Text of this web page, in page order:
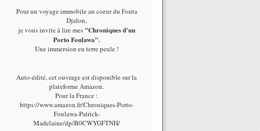
Pour un voyage immobile au coeur du Fouta
Djalon,
je vous invite à lire mes "Chroniques d'un
Porto Foulawa".
Une immersion en terre peule !
Auto-édité, cet ouvrage est disponible sur la
plateforme Amazon.
Pour la France :
https://www.amazon.fr/Chroniques-Porto-
Foulawa-Patrick-
Madelaine/dp/B0CWYGFTNH/